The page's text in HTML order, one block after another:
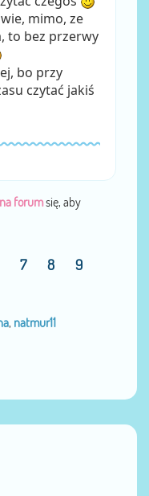
mimo, ze
to bez przerwy
bo przy
czytać jakiś
forumsię, aby
7 8 9
, natmur11